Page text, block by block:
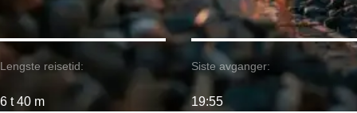
Lengste reisetid:
6 t 40 m
Siste avganger:
19:55